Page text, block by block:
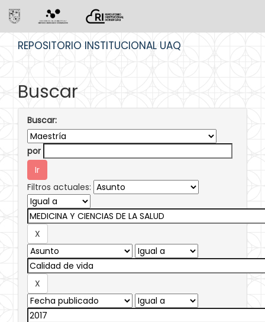
REPOSITORIO INSTITUCIONAL UAQ
Buscar
Buscar:
por
Filtros actuales: